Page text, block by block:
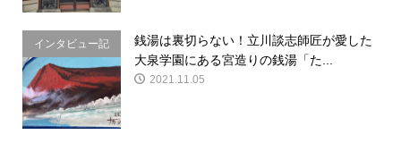
インタビュー記
事
銭湯は裏切らない！立川談志師匠が愛した
大泉学園にある宮造りの銭湯「た...
2021.11.05